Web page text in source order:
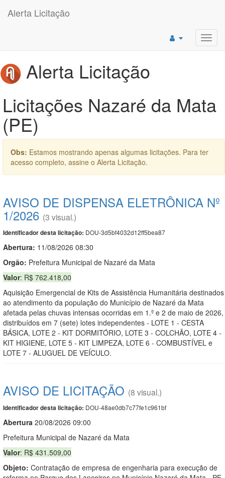
Alerta Licitação
Alerta Licitação
Licitações Nazaré da Mata
(PE)
Obs: Estamos mostrando apenas algumas licitações. Para ter
acesso completo, assine o Alerta Licitação.
AVISO DE DISPENSA ELETRÔNICA Nº
1/2026 (3 visual.)
Identificador desta licitação: DOU-3d5bf4032d12ff5bea87
Abertura: 11/08/2026 08:30
Orgão: Prefeitura Municipal de Nazaré da Mata
Valor: R$ 762.418,00
Aquisição Emergencial de Kits de Assistência Humanitária destinados
ao atendimento da população do Município de Nazaré da Mata
afetada pelas chuvas intensas ocorridas em 1.º e 2 de maio de 2026,
distribuídos em 7 (sete) lotes independentes - LOTE 1 - CESTA
BÁSICA, LOTE 2 - KIT DORMITÓRIO, LOTE 3 - COLCHÃO, LOTE 4 -
KIT HIGIENE, LOTE 5 - KIT LIMPEZA, LOTE 6 - COMBUSTÍVEL e
LOTE 7 - ALUGUEL DE VEÍCULO.
AVISO DE LICITAÇÃO (8 visual.)
Identificador desta licitação: DOU-48ae0db7c77fe1c961bf
Abertura 20/08/2026 09:00
Prefeitura Municipal de Nazaré da Mata
Valor: R$ 431.509,00
Objeto: Contratação de empresa de engenharia para execução de